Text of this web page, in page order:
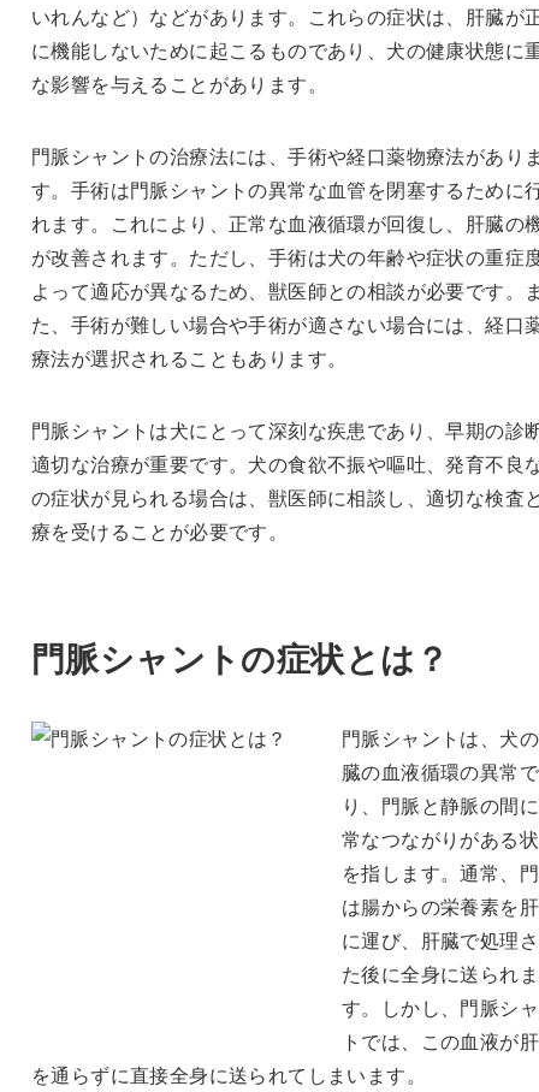
いれんなど）などがあります。これらの症状は、肝臓が
に機能しないために起こるものであり、犬の健康状態に
な影響を与えることがあります。
門脈シャントの治療法には、手術や経口薬物療法があり
す。手術は門脈シャントの異常な血管を閉塞するために
れます。これにより、正常な血液循環が回復し、肝臓の
が改善されます。ただし、手術は犬の年齢や症状の重症
よって適応が異なるため、獣医師との相談が必要です。
た、手術が難しい場合や手術が適さない場合には、経口
療法が選択されることもあります。
門脈シャントは犬にとって深刻な疾患であり、早期の診
適切な治療が重要です。犬の食欲不振や嘔吐、発育不良
の症状が見られる場合は、獣医師に相談し、適切な検査
療を受けることが必要です。
門脈シャントの症状とは？
門脈シャントは、犬
臓の血液循環の異常
り、門脈と静脈の間
常なつながりがある
を指します。通常、
は腸からの栄養素を
に運び、肝臓で処理
た後に全身に送られま
す。しかし、門脈シ
トでは、この血液が
を通らずに直接全身に送られてしまいます。